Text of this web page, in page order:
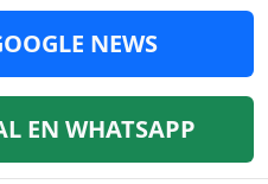
NEWS
EN WHATSAPP